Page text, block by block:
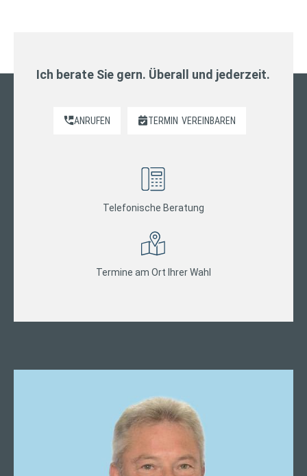
Ich berate Sie gern. Überall und jederzeit.
ANRUFEN TERMIN VEREINBAREN
Telefonische Beratung
Termine am Ort Ihrer Wahl